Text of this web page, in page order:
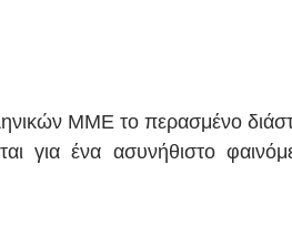
ΜΜΕ το περασμένο
για ένα ασυνήθιστο